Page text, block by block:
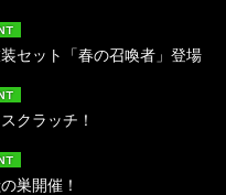
セット「春の召喚者」登場
クラッチ！
巣開催！